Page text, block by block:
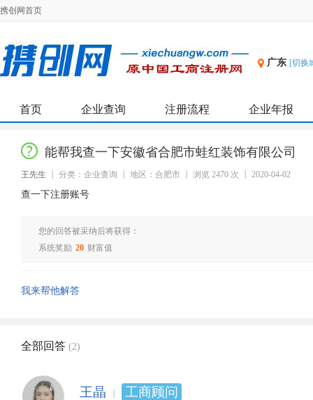
携创网首页
广东 [切换
首页 企业查询 注册流程 企业年报
能帮我查一下安徽省合肥市蛙红装饰有限公司
王先生 分类：企业查询 地区：合肥市 浏览 2470 次 2020-04-02
查一下注册账号
您的回答被采纳后将获得：
系统奖励 20 财富值
我来帮他解答
全部回答 (2)
王晶 工商顾问